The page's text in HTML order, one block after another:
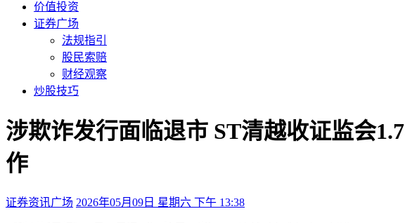
价值投资
证券广场
法规指引
股民索赔
财经观察
炒股技巧
涉欺诈发行面临退市 ST清越收证监会
作
证券资讯广场 2026年05月09日 星期六 下午 13:38